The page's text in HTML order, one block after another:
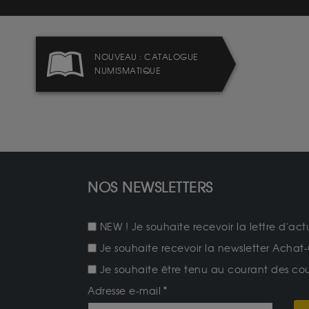
NOUVEAU : CATALOGUE
NUMISMATIQUE
NOS NEWSLETTERS
NEW ! Je souhaite recevoir la lettre
Je souhaite recevoir la newsletter
Je souhaite être tenu au courant des
Adresse e-mail